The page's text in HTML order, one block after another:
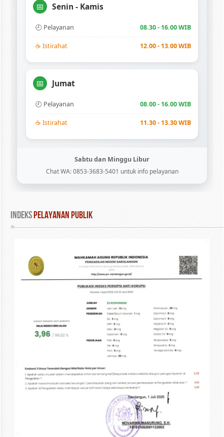
📅 Senin - Kamis
🕘 Pelayanan 08.30 - 16.00 WIB
☕ Istirahat 12.00 - 13.00 WIB
📅 Jumat
🕘 Pelayanan 08.00 - 16.00 WIB
☕ Istirahat 11.30 - 13.30 WIB
Sabtu dan Minggu Libur
Chat WA: 0853-3683-5401 untuk info pelayanan
INDEKS PELAYANAN PUBLIK